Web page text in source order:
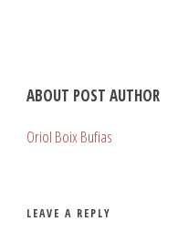
ABOUT POST AUTHOR
Oriol Boix Bufias
LEAVE A REPLY